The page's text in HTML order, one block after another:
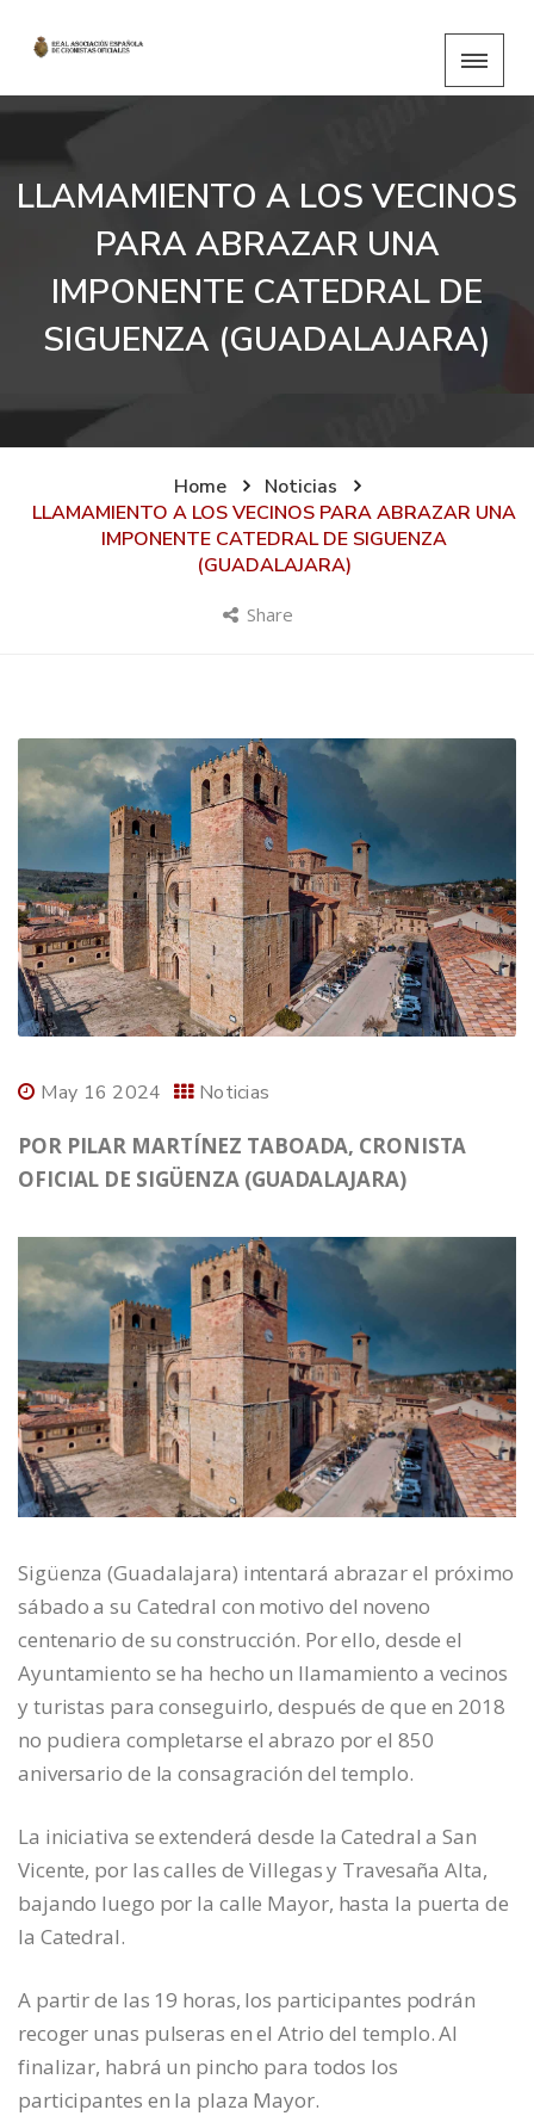
LLAMAMIENTO A LOS VECINOS
PARA ABRAZAR UNA
IMPONENTE CATEDRAL DE
SIGUENZA (GUADALAJARA)
Home
Noticias
LLAMAMIENTO A LOS VECINOS PARA ABRAZAR UNA
IMPONENTE CATEDRAL DE SIGUENZA
(GUADALAJARA)
Share
May 16 2024 Noticias
POR PILAR MARTÍNEZ TABOADA, CRONISTA
OFICIAL DE SIGÜENZA (GUADALAJARA)
Sigüenza (Guadalajara) intentará abrazar el próximo
sábado a su Catedral con motivo del noveno
centenario de su construcción. Por ello, desde el
Ayuntamiento se ha hecho un llamamiento a vecinos
y turistas para conseguirlo, después de que en 2018
no pudiera completarse el abrazo por el 850
aniversario de la consagración del templo.
La iniciativa se extenderá desde la Catedral a San
Vicente, por las calles de Villegas y Travesaña Alta,
bajando luego por la calle Mayor, hasta la puerta de
la Catedral.
A partir de las 19 horas, los participantes podrán
recoger unas pulseras en el Atrio del templo. Al
finalizar, habrá un pincho para todos los
participantes en la plaza Mayor.